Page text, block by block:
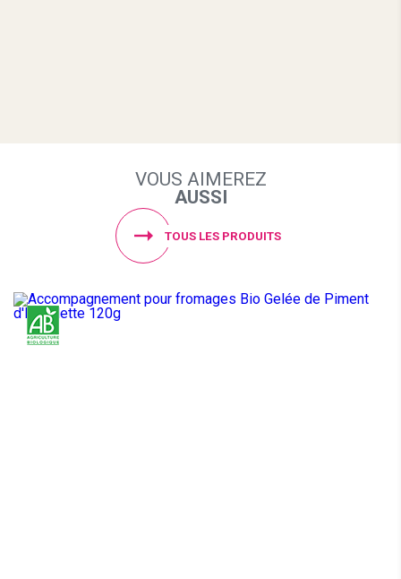
VOUS AIMEREZ
AUSSI
TOUS LES PRODUITS